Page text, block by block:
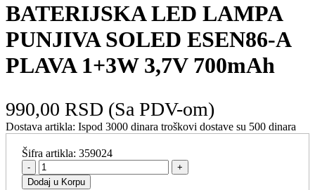
BATERIJSKA LED LAMPA
PUNJIVA SOLED ESEN86-A
PLAVA 1+3W 3,7V 700mAh
990,00 RSD (Sa PDV-om)
Dostava artikla: Ispod 3000 dinara troškovi dostave su 500 dinara
Šifra artikla:359024
-
+
Dodaj u Korpu